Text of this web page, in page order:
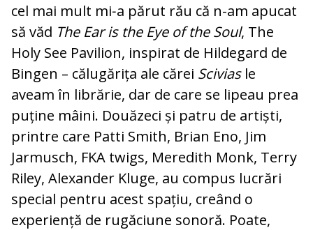
cel mai mult mi‑a părut rău că n-am apucat
să văd The Ear is the Eye of the Soul, The
Holy See Pavilion, inspirat de Hildegard de
Bingen – călugărița ale cărei Sciviasle
aveam în librărie, dar de care se lipeau prea
puține mâini. Douăzeci și patru de artiști,
printre care Patti Smith, Brian Eno, Jim
Jarmusch, FKA twigs, Meredith Monk, Terry
Riley, Alexander Kluge, au compus lucrări
special pentru acest spațiu, creând o
experiență de rugăciune sonoră. Poate,